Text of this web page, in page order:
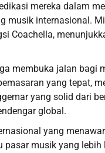
mereka dalam
musik internasional.
Coachella,
membuka jalan bagi
yang tepat,
yang solid dari
global.
yang
musik yang